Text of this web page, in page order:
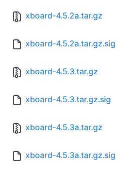
xboard-4.5.2a.tar.gz
xboard-4.5.2a.tar.gz.sig
xboard-4.5.3.tar.gz
xboard-4.5.3.tar.gz.sig
xboard-4.5.3a.tar.gz
xboard-4.5.3a.tar.gz.sig